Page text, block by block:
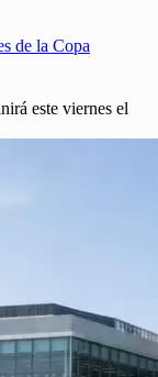
de la Copa
este viernes el